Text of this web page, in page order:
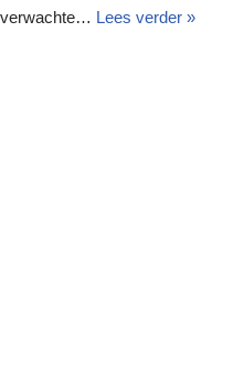
Lees verder »